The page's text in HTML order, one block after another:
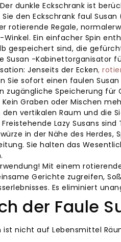
dunkle Eckschrank ist
den Eckschrank faul
rotierende Regale,
Ein einfacher Spin
gespeichert sind, die
Susan -Kabinettorganisator
Jenseits der Ecken,
Sie sofort einen faulen
zugängliche Speicherung für
Graben oder Mischen
vertikalen Raum und die
Lazy Susans sind
in der Nähe des Herdes,
Sie halten das
Mit einem
Gerichte zugreifen,
Es eliminiert
der Faule
nicht auf Lebensmittel